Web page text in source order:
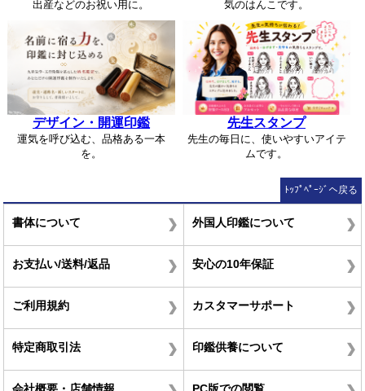
出産などのお祝い用に。
気のはんこです。
デザイン・開運印鑑
運気を呼び込む、品格ある一本
を。
先生スタンプ
先生の毎日に、使いやすいアイテ
ムです。
ﾄｯﾌﾟﾍﾟｰｼﾞへ戻る
書体について 外国人印鑑について
お支払い/送料/返品 安心の10年保証
ご利用規約 カスタマーサポート
特定商取引法 印鑑供養について
会社概要・店舗情報 PC版での閲覧